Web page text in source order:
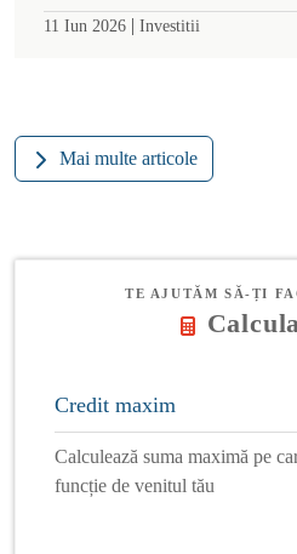
11 Iun 2026 | Investitii
Mai multe articole
TE AJUTĂM SĂ-ȚI
Credit maxim
Calculează suma maximă pe
funcție de venitul tău